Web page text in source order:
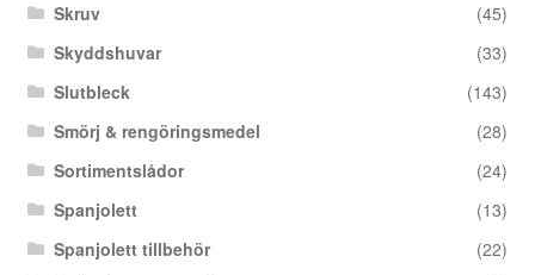
Skruv
(45)
Skyddshuvar
(33)
Slutbleck
(143)
Smörj & rengöringsmedel
(28)
Sortimentslådor
(24)
Spanjolett
(13)
Spanjolett tillbehör
(22)